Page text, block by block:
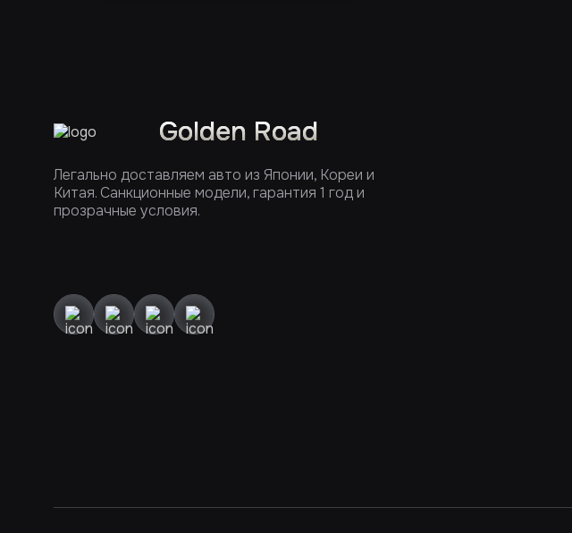
Golden Road
Легально доставляем авто из Японии, Кореи и
Китая. Санкционные модели, гарантия 1 год и
прозрачные условия.